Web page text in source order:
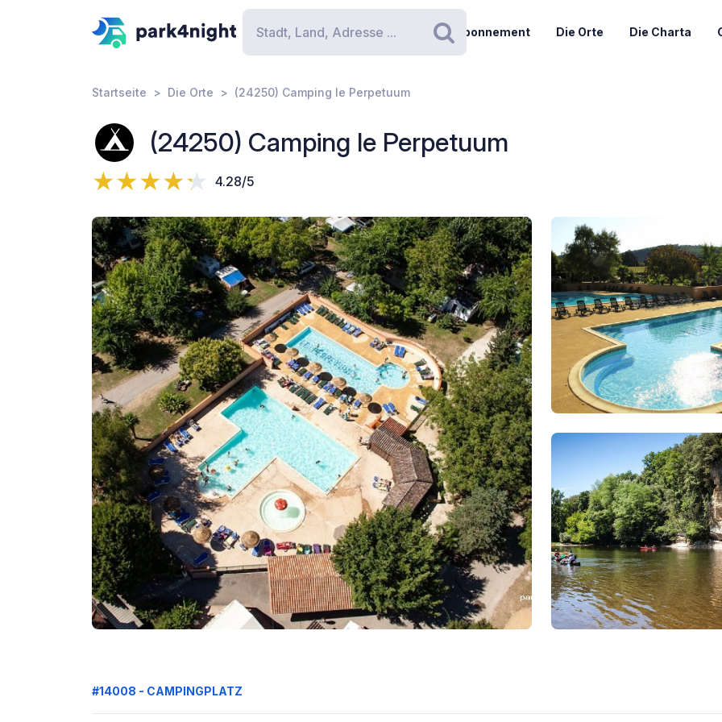
Suchen
Abonnement Die Orte Die Charta
Startseite Die Orte (24250) Camping le Perpetuum
(24250) Camping le Perpetuum
4.28/5
#14008 - CAMPINGPLATZ